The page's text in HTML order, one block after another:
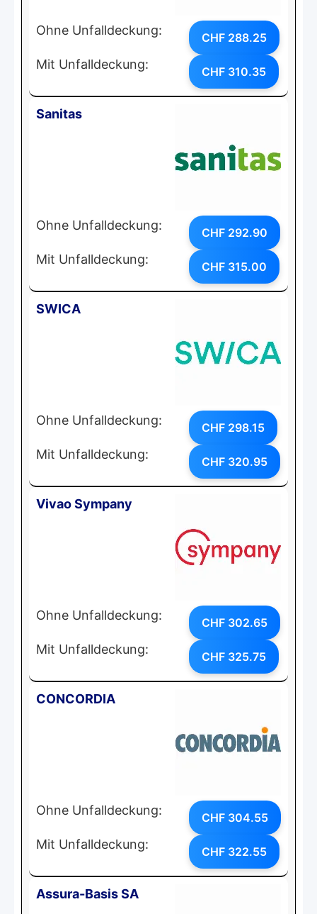
Ohne Unfalldeckung: CHF 288.25
Mit Unfalldeckung: CHF 310.35
Sanitas
Ohne Unfalldeckung: CHF 292.90
Mit Unfalldeckung: CHF 315.00
SWICA
Ohne Unfalldeckung: CHF 298.15
Mit Unfalldeckung: CHF 320.95
Vivao Sympany
Ohne Unfalldeckung: CHF 302.65
Mit Unfalldeckung: CHF 325.75
CONCORDIA
Ohne Unfalldeckung: CHF 304.55
Mit Unfalldeckung: CHF 322.55
Assura-Basis SA